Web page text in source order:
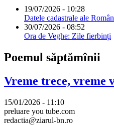
19/07/2026 - 10:28
Datele cadastrale ale
30/07/2026 - 08:52
Ora de Veghe: Zile fierbinți
Poemul săptămînii
Vreme trece, vreme
15/01/2026 - 11:10
preluare you tube.com
redactia@ziarul-bn.ro